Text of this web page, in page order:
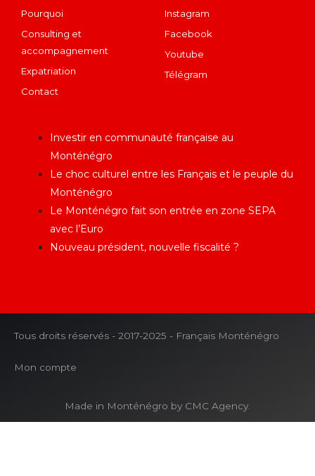
Pourquoi
Consulting et
accompagnement
Expatriation
Contact
Instagram
Facebook
Youtube
Télégram
Investir en communauté française au
Monténégro
Le choc culturel entre les Français et le peuple du
Monténégro
Le Monténégro fait son entrée en zone SEPA
avec l’Euro
Nouveau président, nouvelle fiscalité ?
Tous droits réservés - 2017-2025 - Français Monténégro
Mon compte
Made in Monténégro by CMC Agency.